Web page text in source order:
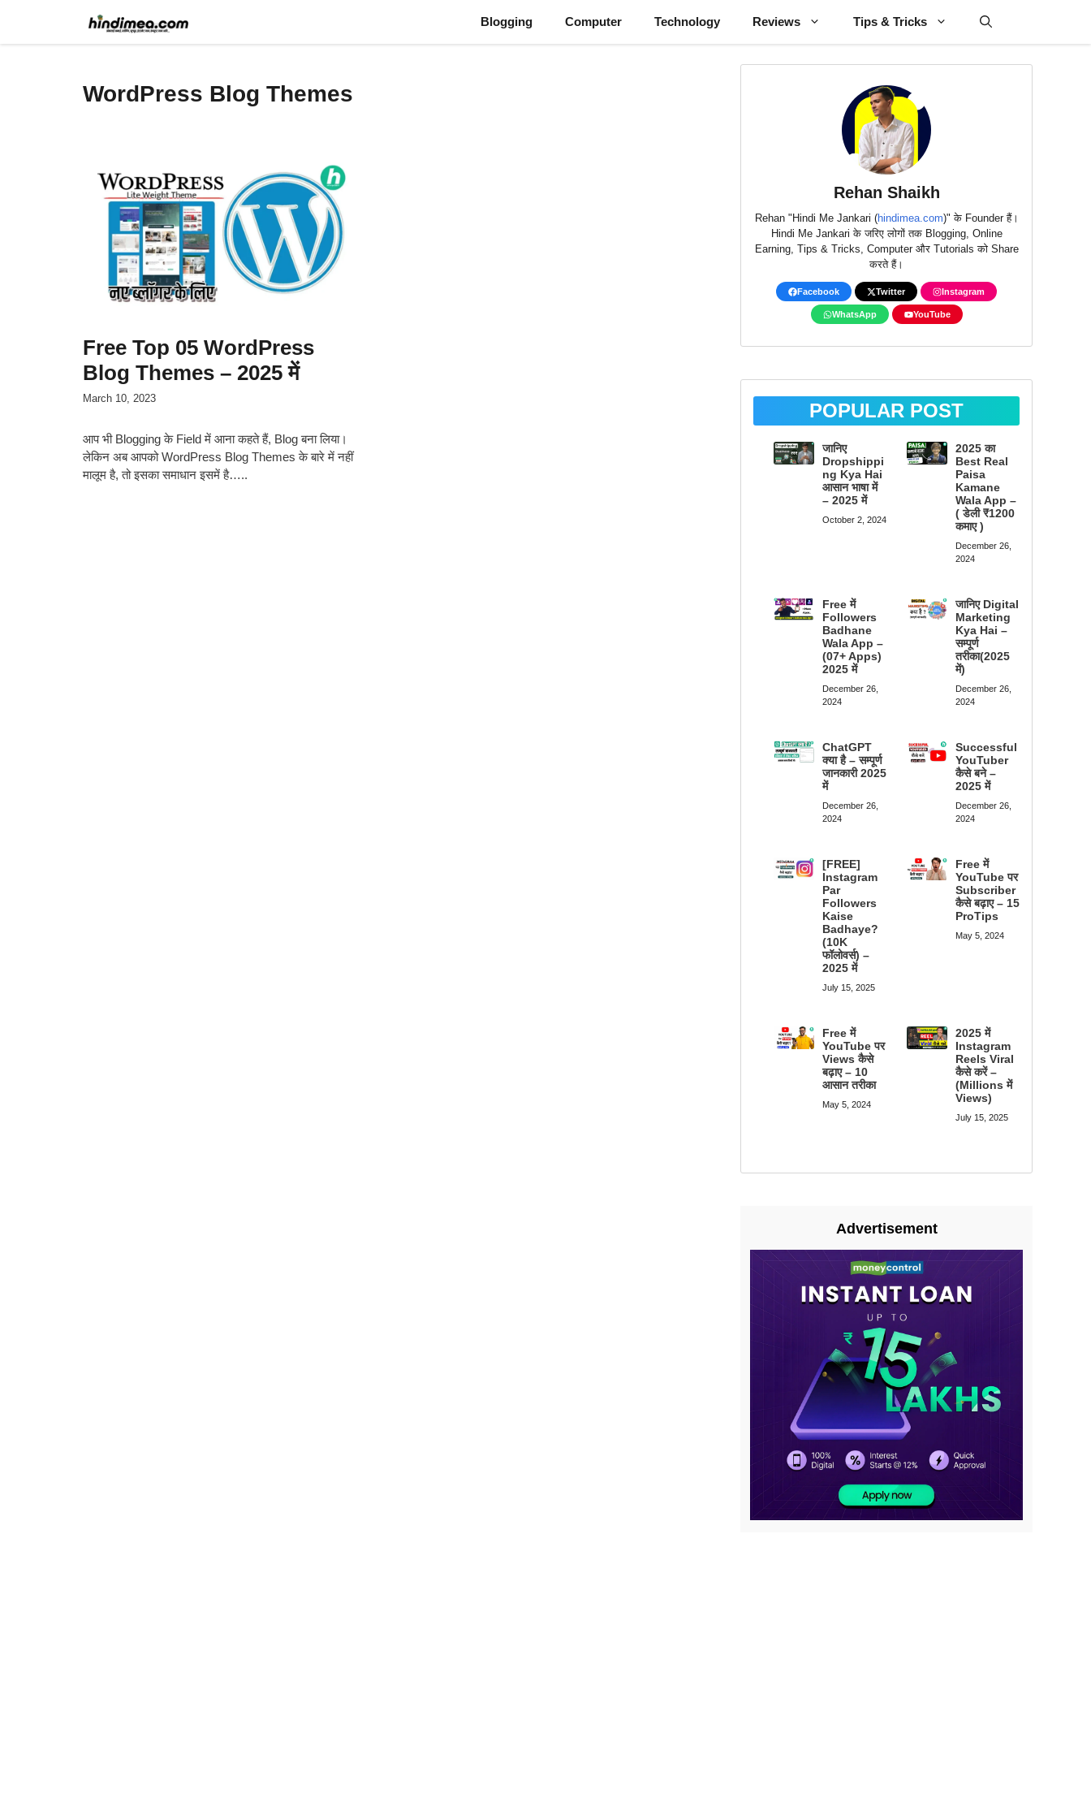
content
Blogging Computer Technology Reviews Tips & Tricks
WordPress Blog Themes
Free Top 05 WordPress
Blog Themes – 2025 में
March 10, 2023
आप भी Blogging के Field में आना कहते हैं, Blog बना लिया।
लेकिन अब आपको WordPress Blog Themes के बारे में नहीं
मालूम है, तो इसका समाधान इसमें है…..
Rehan Shaikh
Rehan "Hindi Me Jankari (hindimea.com)" के Founder हैं।
Hindi Me Jankari के जरिए लोगों तक Blogging, Online
Earning, Tips & Tricks, Computer और Tutorials को Share
करते हैं।
Facebook Twitter Instagram
WhatsApp YouTube
POPULAR POST
जानिए
Dropshippi
ng Kya Hai
आसान भाषा में
– 2025 में
October 2, 2024
2025 का
Best Real
Paisa
Kamane
Wala App –
( डेली ₹1200
कमाए )
December 26,
2024
Free में
Followers
Badhane
Wala App –
(07+ Apps)
2025 में
December 26,
2024
जानिए Digital
Marketing
Kya Hai –
सम्पूर्ण
तरीका(2025
में)
December 26,
2024
ChatGPT
क्या है – सम्पूर्ण
जानकारी 2025
में
December 26,
2024
Successful
YouTuber
कैसे बने –
2025 में
December 26,
2024
[FREE]
Instagram
Par
Followers
Kaise
Badhaye?
(10K
फॉलोवर्स) –
2025 में
July 15, 2025
Free में
YouTube पर
Subscriber
कैसे बढ़ाए – 15
ProTips
May 5, 2024
Free में
YouTube पर
Views कैसे
बढ़ाए – 10
आसान तरीका
May 5, 2024
2025 में
Instagram
Reels Viral
कैसे करें –
(Millions में
Views)
July 15, 2025
Advertisement